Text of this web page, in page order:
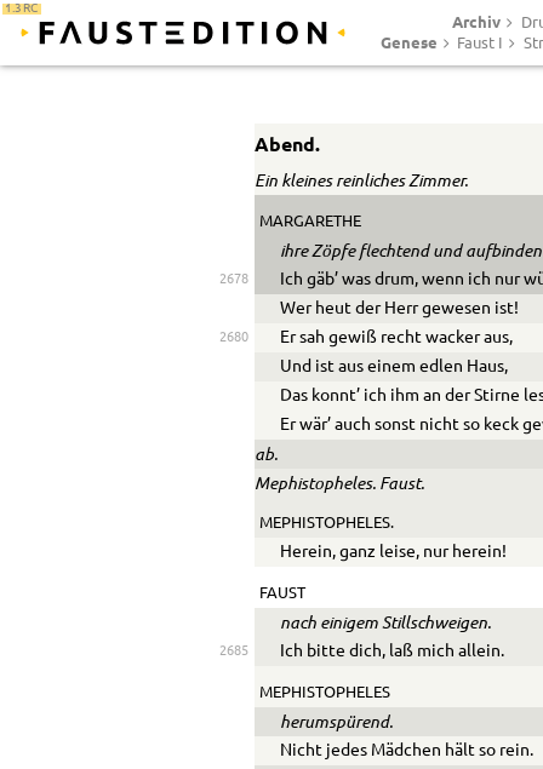
1.3 RC
Archiv
Genese Faust I
Abend.
Ein kleines reinliches Zimmer.
MARGARETHE
ihre Zöpfe flechtend und
2678
Ich gäb’ was drum, wenn ich nur
Wer heut der Herr gewesen ist!
2680
Er sah gewiß recht wacker aus,
Und ist aus einem edlen Haus,
Das konnt’ ich ihm an der Stirne
Er wär’ auch sonst nicht so keck
ab.
Mephistopheles. Faust.
MEPHISTOPHELES.
Herein, ganz leise, nur herein!
FAUST
nach einigem Stillschweigen.
2685 Ich bitte dich, laß mich allein.
MEPHISTOPHELES
herumspürend.
Nicht jedes Mädchen hält so rein.